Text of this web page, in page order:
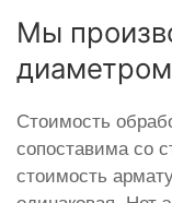
Мы
Стоимость
сопоставима со
стоимость